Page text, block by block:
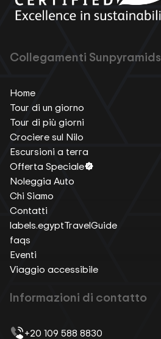
Collegamenti Sunpyramids
Home
Tour di un giorno
Tour di più giorni
Crociere sul Nilo
Escursioni a terra
Offerta Speciale
Noleggia Auto
Chi Siamo
Contatti
labels.egyptTravelGuide
faqs
Eventi
Viaggio accessibile
Informazioni di contatto
+20 109 588 8830